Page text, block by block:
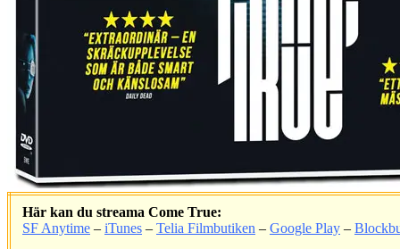
Här kan du streama Come True:
SF Anytime – iTunes – Telia Filmbutiken – Google Play –